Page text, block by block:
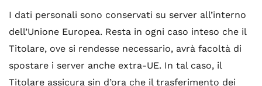
I dati personali sono conservati su server all’interno
dell’Unione Europea. Resta in ogni caso inteso che il
Titolare, ove si rendesse necessario, avrà facoltà di
spostare i server anche extra-UE. In tal caso, il
Titolare assicura sin d’ora che il trasferimento dei